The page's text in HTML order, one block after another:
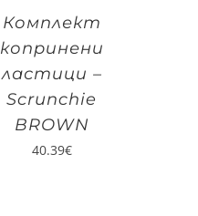
Комплект
копринени
ластици –
Scrunchie
BROWN
40.39€